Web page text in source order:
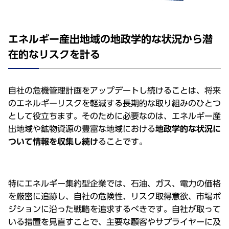
エネルギー産出地域の地政学的な状況から潜
在的なリスクを計る
⾃社の危機管理計画をアップデートし続けることは、将来
のエネルギーリスクを軽減する⻑期的な取り組みのひとつ
として役⽴ちます。そのために必要なのは、エネルギー産
出地域や鉱物資源の豊富な地域における地政学的な状況に
ついて情報を収集し続けることです。
特にエネルギー集約型企業では、⽯油、ガス、電⼒の価格
を厳密に追跡し、⾃社の危険性、リスク取得意欲、市場ポ
ジションに沿った戦略を追求するべきです。⾃社が取って
いる措置を⾒直すことで、主要な顧客やサプライヤーに及